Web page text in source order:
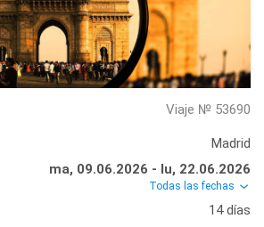
Viaje № 53690
Madrid
ma, 09.06.2026 - lu, 22.06.2026
Todas las fechas
14 días